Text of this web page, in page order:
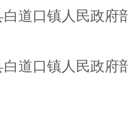
白道口镇人民政府
白道口镇人民政府